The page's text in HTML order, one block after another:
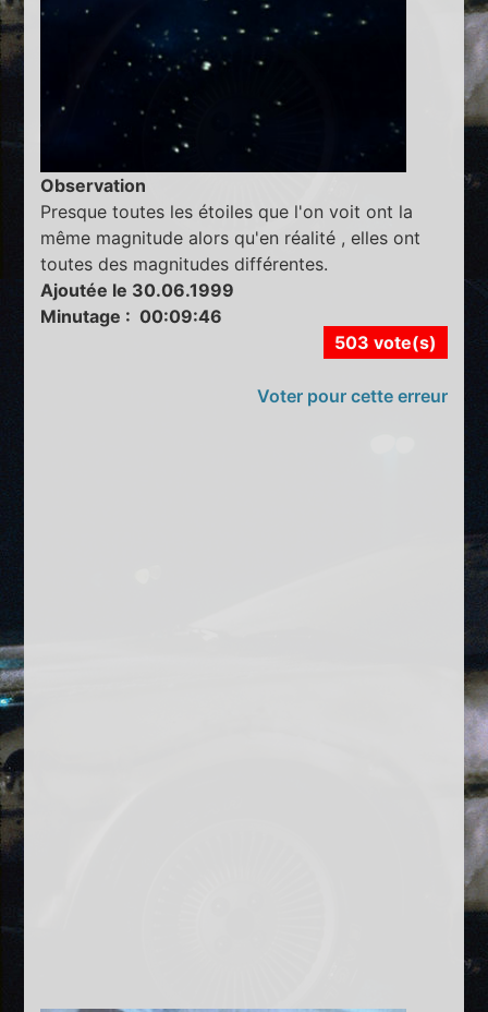
Observation
Presque toutes les étoiles que l'on voit ont la
même magnitude alors qu'en réalité , elles ont
toutes des magnitudes différentes.
Ajoutée le 30.06.1999
Minutage : 00:09:46
503 vote(s)
Voter pour cette erreur